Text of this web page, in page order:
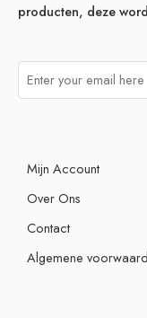
producten, deze
Mijn Account
Over Ons
Contact
Algemene